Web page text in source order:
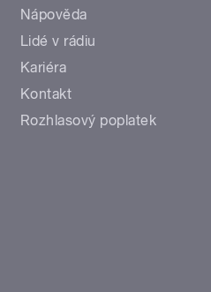
Nápověda
Lidé v rádiu
Kariéra
Kontakt
Rozhlasový poplatek